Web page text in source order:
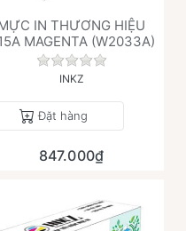
cho sản phẩm này.
IN THƯƠNG HIỆU
MAGENTA (W2033A)
Chưa có đánh giá
INKZ
Đặt hàng
847.000₫